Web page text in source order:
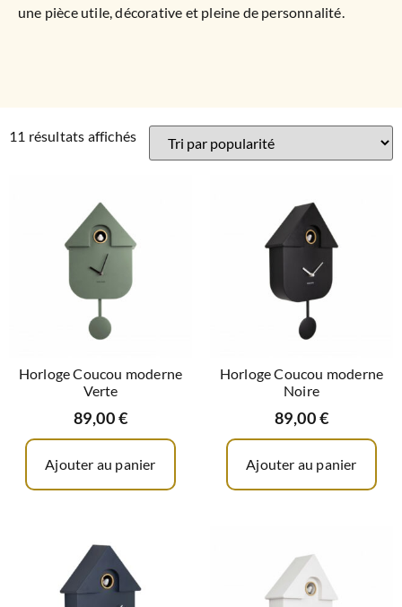
une pièce utile, décorative et pleine de personnalité.
11 résultats affichés
Horloge Coucou moderne
Verte
89,00€
Ajouter au panier
Horloge Coucou moderne
Noire
89,00€
Ajouter au panier